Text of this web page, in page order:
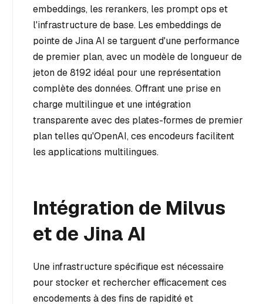
embeddings, les rerankers, les prompt ops et
l'infrastructure de base. Les embeddings de
pointe de Jina AI se targuent d'une performance
de premier plan, avec un modèle de longueur de
jeton de 8192 idéal pour une représentation
complète des données. Offrant une prise en
charge multilingue et une intégration
transparente avec des plates-formes de premier
plan telles qu'OpenAI, ces encodeurs facilitent
les applications multilingues.
Intégration de Milvus
et de Jina AI
Une infrastructure spécifique est nécessaire
pour stocker et rechercher efficacement ces
encodements à des fins de rapidité et